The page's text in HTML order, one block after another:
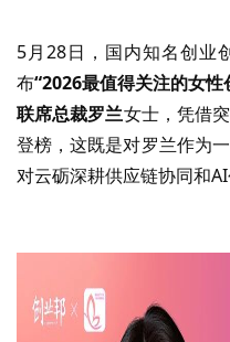
5月28日，国内知名创业
布“2026最值得关注的女性
联席总裁罗兰女士，凭借
登榜，这既是对罗兰作为
对云砺深耕供应链协同和AI